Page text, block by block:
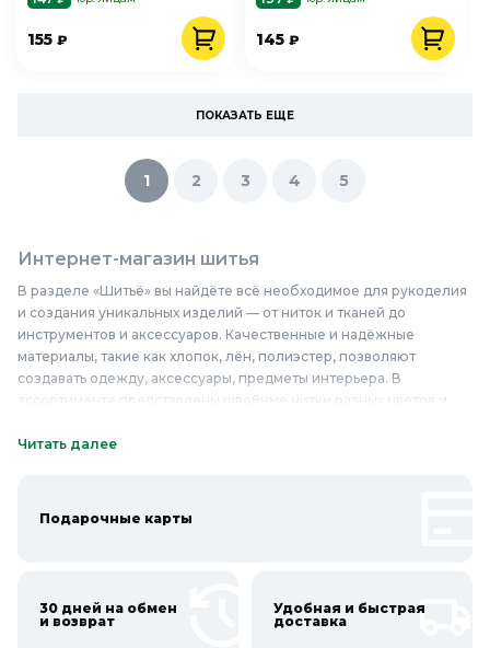
155 ₽ 145₽
ПОКАЗАТЬ ЕЩЕ
1 2 3 4 5
Интернет-магазин шитья
В разделе «Шитьё» вы найдёте всё необходимое для рукоделия
и создания уникальных изделий — от ниток и тканей до
инструментов и аксессуаров. Качественные и надёжные
материалы, такие как хлопок, лён, полиэстер, позволяют
создавать одежду, аксессуары, предметы интерьера. В
ассортименте представлены швейные нитки разных цветов и
качественных иголок, ножниц, лент, пуговиц и молний. Всё это
хотите обновить домашний текстиль, создать модные
Читать далее
Подарочные карты
30 дней на обмен
и возврат
Удобная и быстрая
доставка